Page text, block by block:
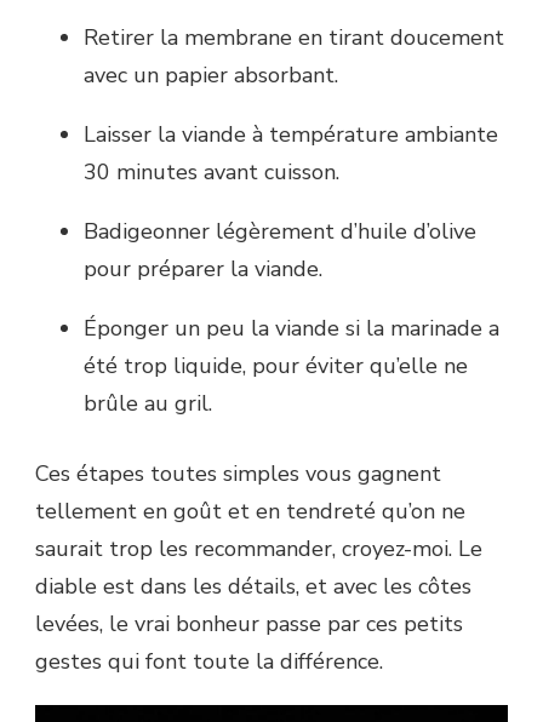
Retirer la membrane en tirant doucement
avec un papier absorbant.
Laisser la viande à température ambiante
30 minutes avant cuisson.
Badigeonner légèrement d’huile d’olive
pour préparer la viande.
Éponger un peu la viande si la marinade a
été trop liquide, pour éviter qu’elle ne
brûle au gril.
Ces étapes toutes simples vous gagnent
tellement en goût et en tendreté qu’on ne
saurait trop les recommander, croyez-moi. Le
diable est dans les détails, et avec les côtes
levées, le vrai bonheur passe par ces petits
gestes qui font toute la différence.